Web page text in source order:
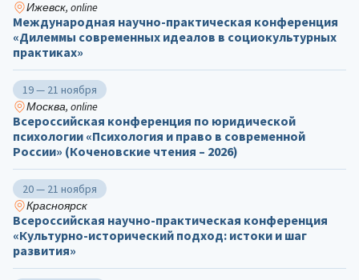
Ижевск, online
Международная научно-практическая конференция
«Дилеммы современных идеалов в социокультурных
практиках»
19 — 21 ноября
Москва, online
Всероссийская конференция по юридической
психологии «Психология и право в современной
России» (Коченовские чтения – 2026)
20 — 21 ноября
Красноярск
Всероссийская научно-практическая конференция
«Культурно-исторический подход: истоки и шаг
развития»